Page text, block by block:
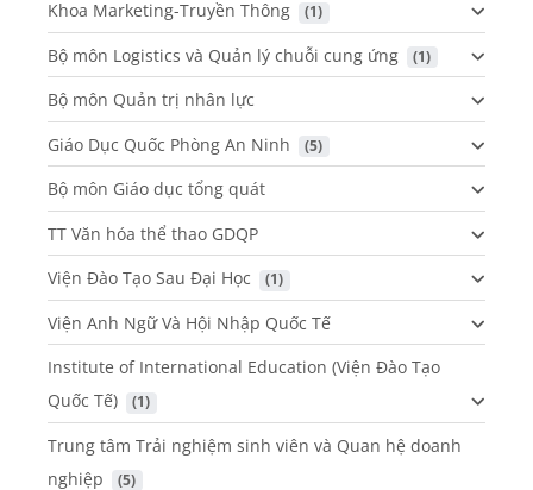
Khoa Marketing-Truyền Thông (1)
Bộ môn Logistics và Quản lý chuỗi cung ứng (1)
Bộ môn Quản trị nhân lực
Giáo Dục Quốc Phòng An Ninh
(5)
Bộ môn Giáo dục tổng quát
TT Văn hóa thể thao GDQP
Viện Đào Tạo Sau Đại Học
(1)
Viện Anh Ngữ Và Hội Nhập Quốc Tế
Institute of International Education (Viện Đào Tạo
Quốc Tế)
(1)
Trung tâm Trải nghiệm sinh viên và Quan hệ doanh
nghiệp
(5)